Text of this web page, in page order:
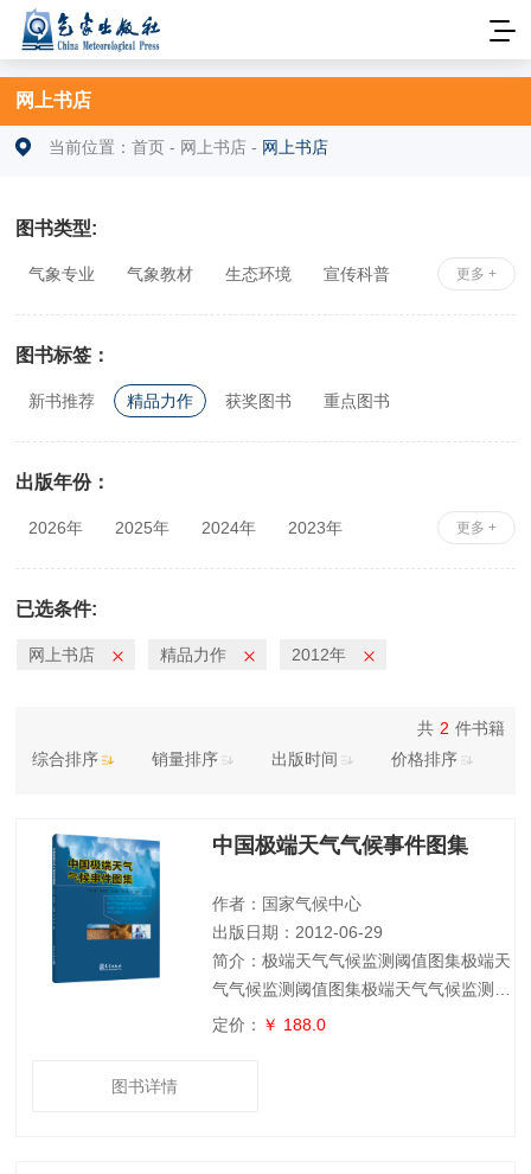
网上书店
当前位置：首页 - 网上书店 - 网上书店
图书类型:
更多 +
气象专业 气象教材 生态环境
宣传科普
图书标签：
新书推荐 精品力作 获奖图书 重点图书
出版年份：
更多 +
2026年 2025年 2024年
2023年
2010年
已选条件:
网上书店 精品力作 2012年
综合排序 销量排序 出版时间 价格排序
共 2 件书籍
中国极端天气气候事件图集
作者：国家气候中心
出版日期：2012-06-29
简介：极端天气气候监测阈值图集极端天
气气候监测阈值图集极端天气气候监测阈
值图集极端天气气候监测阈值图集极端天
定价： ￥ 188.0
图书详情